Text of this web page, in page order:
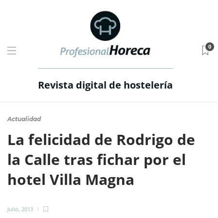
Revista digital de hostelería
0
Actualidad
La felicidad de Rodrigo de
la Calle tras fichar por el
hotel Villa Magna
Julio, 2013